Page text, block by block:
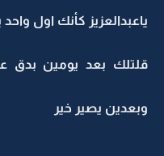
ياعبدالعزيز كأنك اول
قلتلك بعد يومين بدق
وبعدين يصير خير